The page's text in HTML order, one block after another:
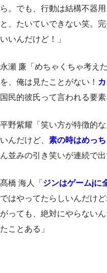
ら。でも、行動は結構不器
と、たいていできない笑。
いいんだけど！」
永瀬 廉「めちゃくちゃ考え
を、俺は見たことがない！
国民的彼氏って言われる要
平野紫耀「笑い方が特徴的
いんだけど、 素の時はめっち
ん並みの引き笑いが連続で出
髙橋 海人「 ジンはゲームjに
ではやってたらしいんだけ
がっても、絶対にやらない
たことある」